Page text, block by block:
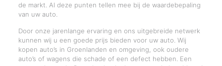
de markt. Al deze punten tellen mee bij de waardebepaling
van uw auto.
Door onze jarenlange ervaring en ons uitgebreide netwerk
kunnen wij u een goede prijs bieden voor uw auto. Wij
kopen auto’s in Groenlanden en omgeving, ook oudere
auto’s of wagens die schade of een defect hebben. Een